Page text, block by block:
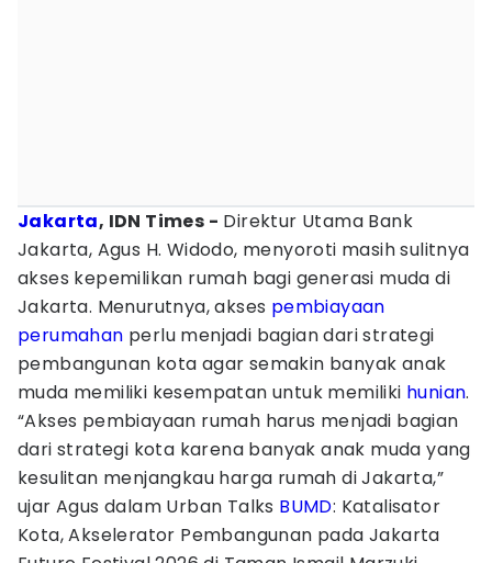
Jakarta, IDN Times - Direktur Utama Bank
Jakarta, Agus H. Widodo, menyoroti masih sulitnya
akses kepemilikan rumah bagi generasi muda di
Jakarta. Menurutnya, akses pembiayaan
perumahan perlu menjadi bagian dari strategi
pembangunan kota agar semakin banyak anak
muda memiliki kesempatan untuk memiliki hunian.
“Akses pembiayaan rumah harus menjadi bagian
dari strategi kota karena banyak anak muda yang
kesulitan menjangkau harga rumah di Jakarta,”
ujar Agus dalam Urban Talks BUMD: Katalisator
Kota, Akselerator Pembangunan pada Jakarta